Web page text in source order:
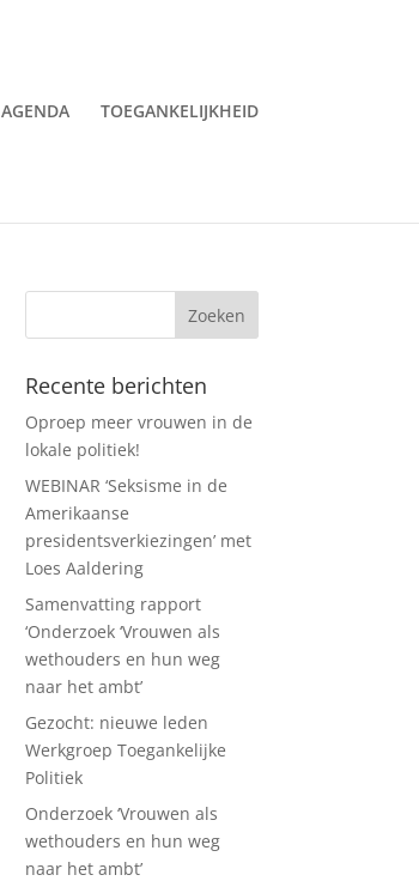
AGENDA TOEGANKELIJKHEID
Recente berichten
Oproep meer vrouwen in de
lokale politiek!
WEBINAR ‘Seksisme in de
Amerikaanse
presidentsverkiezingen’ met
Loes Aaldering
Samenvatting rapport
‘Onderzoek ‘Vrouwen als
wethouders en hun weg
naar het ambt’
Gezocht: nieuwe leden
Werkgroep Toegankelijke
Politiek
Onderzoek ‘Vrouwen als
wethouders en hun weg
naar het ambt’